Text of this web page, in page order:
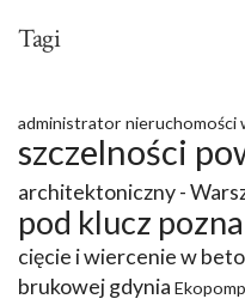
Tagi
administrator nieruchomości
szczelności
architektoniczny -
pod klucz
cięcie i wiercenie w
brukowej gdynia